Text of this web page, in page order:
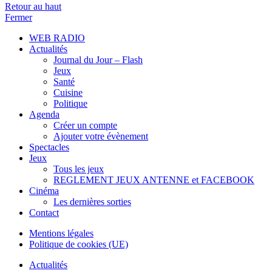
Retour au haut
Fermer
WEB RADIO
Actualités
Journal du Jour – Flash
Jeux
Santé
Cuisine
Politique
Agenda
Créer un compte
Ajouter votre évènement
Spectacles
Jeux
Tous les jeux
REGLEMENT JEUX ANTENNE et FACEBOOK
Cinéma
Les dernières sorties
Contact
Mentions légales
Politique de cookies (UE)
Actualités